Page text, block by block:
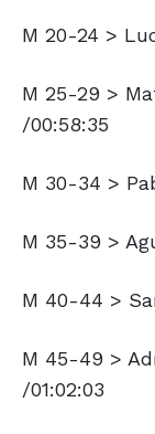
M 20-24 >
M 25-29 >
/00:58:35
M 30-34 >
M 35-39 >
M 40-44 >
M 45-49 >
/01:02:03